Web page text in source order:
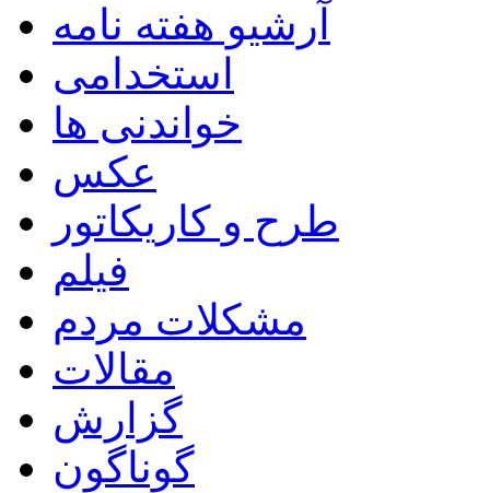
آرشیو هفته نامه
استخدامی
خواندنی ها
عکس
طرح و کاریکاتور
فیلم
مشکلات مردم
مقالات
گزارش
گوناگون